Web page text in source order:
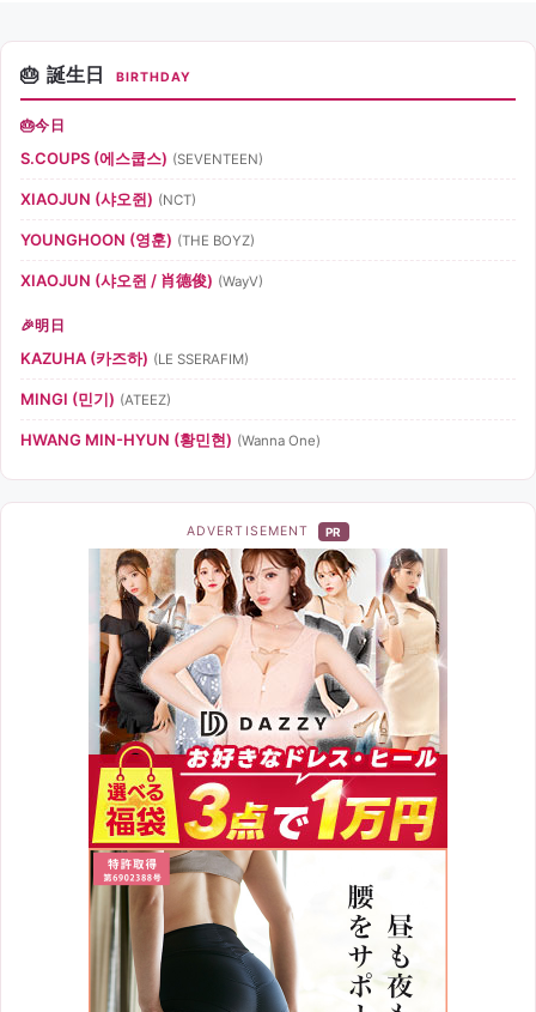
誕生日 BIRTHDAY
今日
S.COUPS (에스쿱스) (SEVENTEEN)
XIAOJUN (샤오쥔) (NCT)
YOUNGHOON (영훈) (THE BOYZ)
XIAOJUN (샤오쥔 / 肖德俊) (WayV)
明日
KAZUHA (카즈하) (LE SSERAFIM)
MINGI (민기) (ATEEZ)
HWANG MIN-HYUN (황민현) (Wanna One)
ADVERTISEMENT PR